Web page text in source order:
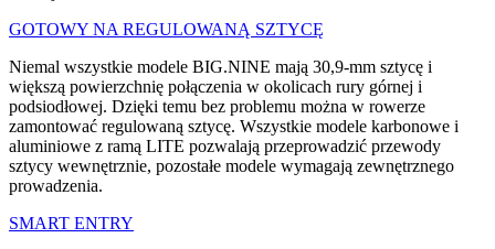
GOTOWY NA REGULOWANĄ SZTYCĘ
Niemal wszystkie modele BIG.NINE mają 30,9-mm sztycę i
większą powierzchnię połączenia w okolicach rury górnej i
podsiodłowej. Dzięki temu bez problemu można w rowerze
zamontować regulowaną sztycę. Wszystkie modele karbonowe i
aluminiowe z ramą LITE pozwalają przeprowadzić przewody
sztycy wewnętrznie, pozostałe modele wymagają zewnętrznego
prowadzenia.
SMART ENTRY